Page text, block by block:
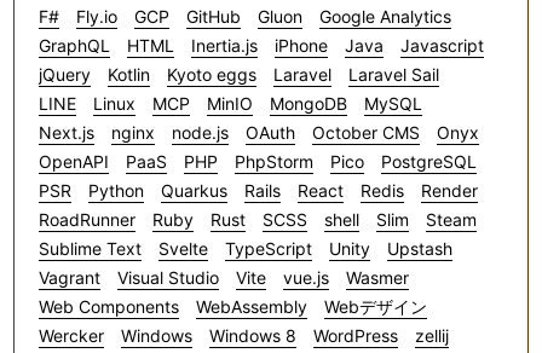
F# Fly.io GCP GitHub Gluon
Google Analytics
GraphQL
HTML Inertia.js iPhone Java
Javascript
jQuery
Kotlin Kyoto eggs Laravel
Laravel Sail
LINE
Linux MCP MinIO MongoDB
MySQL
Next.js
nginx node.js OAuth October CMS
Onyx
OpenAPI
PaaS PHP PhpStorm Pico
PostgreSQL
PSR
Python Quarkus Rails React Redis
Render
RoadRunner
Ruby Rust SCSS shell Slim
Steam
Sublime Text
Svelte TypeScript Unity
Upstash
Vagrant
Visual Studio Vite vue.js
Wasmer
Web Components
WebAssembly
Webデザイン
Wercker
Windows Windows 8 WordPress
zellij